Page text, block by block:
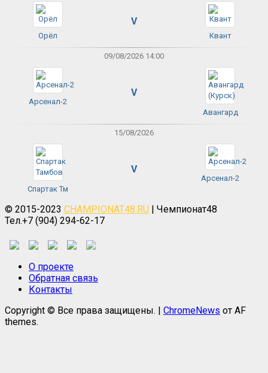
Орёл
V
Квант
09/08/2026 14:00
Арсенал-2
V
Авангард
15/08/2026
Спартак Тм
V
Арсенал-2
© 2015-2023 CHAMPIONAT48.RU | Чемпионат48
Тел.+7 (904) 294-62-17
О проекте
Обратная связь
Контакты
Copyright © Все права защищены.
ChromeNews от AF
themes.